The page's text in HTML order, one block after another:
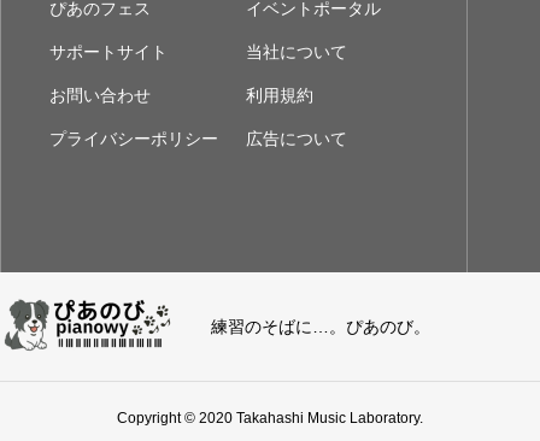
ぴあのフェス イベントポータル
サポートサイト 当社について
お問い合わせ 利用規約
プライバシーポリシー 広告について
練習のそばに…。ぴあのび。
Copyright © 2020 Takahashi Music Laboratory.